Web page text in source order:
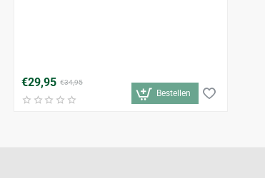
€29,95 €34,95
Bestellen